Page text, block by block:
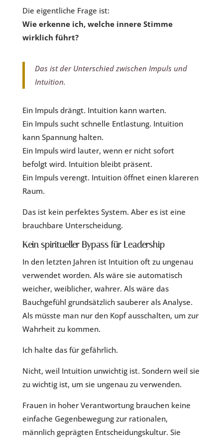
Die eigentliche Frage ist:
Wie erkenne ich, welche innere Stimme
wirklich führt?
Das ist der Unterschied zwischen Impuls und
Intuition.
Ein Impuls drängt. Intuition kann warten.
Ein Impuls sucht schnelle Entlastung. Intuition
kann Spannung halten.
Ein Impuls wird lauter, wenn er nicht sofort
befolgt wird. Intuition bleibt präsent.
Ein Impuls verengt. Intuition öffnet einen klareren
Raum.
Das ist kein perfektes System. Aber es ist eine
brauchbare Unterscheidung.
Kein spiritueller Bypass für Leadership
In den letzten Jahren ist Intuition oft zu ungenau
verwendet worden. Als wäre sie automatisch
weicher, weiblicher, wahrer. Als wäre das
Bauchgefühl grundsätzlich sauberer als Analyse.
Als müsste man nur den Kopf ausschalten, um zur
Wahrheit zu kommen.
Ich halte das für gefährlich.
Nicht, weil Intuition unwichtig ist. Sondern weil sie
zu wichtig ist, um sie ungenau zu verwenden.
Frauen in hoher Verantwortung brauchen keine
einfache Gegenbewegung zur rationalen,
männlich geprägten Entscheidungskultur. Sie